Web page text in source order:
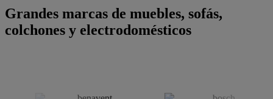
Grandes marcas de muebles, sofás,
colchones y electrodomésticos